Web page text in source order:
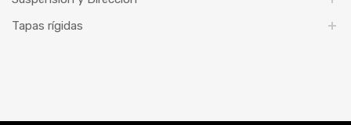
Tapas rígidas